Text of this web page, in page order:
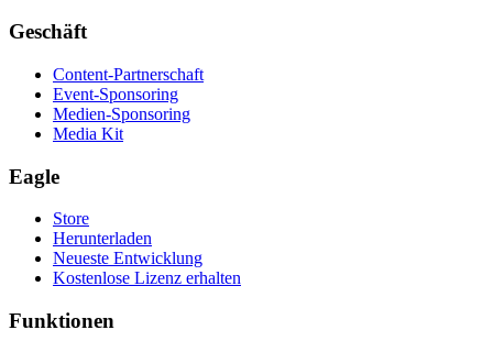
Geschäft
Content-Partnerschaft
Event-Sponsoring
Medien-Sponsoring
Media Kit
Eagle
Store
Herunterladen
Neueste Entwicklung
Kostenlose Lizenz erhalten
Funktionen